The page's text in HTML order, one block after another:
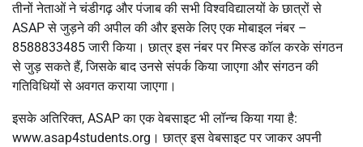
तीनों नेताओं ने चंडीगढ़ और पंजाब की सभी विश्वविद्यालयों के छात्रों से
ASAP से जुड़ने की अपील की और इसके लिए एक मोबाइल नंबर –
8588833485 जारी किया। छात्र इस नंबर पर मिस्ड कॉल करके संगठन
से जुड़ सकते हैं, जिसके बाद उनसे संपर्क किया जाएगा और संगठन की
गतिविधियों से अवगत कराया जाएगा।
इसके अतिरिक्त, ASAP का एक वेबसाइट भी लॉन्च किया गया है:
www.asap4students.org। छात्र इस वेबसाइट पर जाकर अपनी